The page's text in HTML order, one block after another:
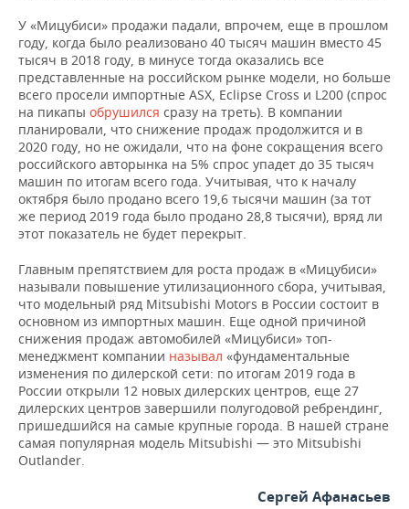
У «Мицубиси» продажи падали, впрочем, еще в прошлом
году, когда было реализовано 40 тысяч машин вместо 45
тысяч в 2018 году, в минусе тогда оказались все
представленные на российском рынке модели, но больше
всего просели импортные ASX, Eclipse Cross и L200 (спрос
на пикапы обрушился сразу на треть). В компании
планировали, что снижение продаж продолжится и в
2020 году, но не ожидали, что на фоне сокращения всего
российского авторынка на 5% спрос упадет до 35 тысяч
машин по итогам всего года. Учитывая, что к началу
октября было продано всего 19,6 тысячи машин (за тот
же период 2019 года было продано 28,8 тысячи), вряд ли
этот показатель не будет перекрыт.
Главным препятствием для роста продаж в «Мицубиси»
называли повышение утилизационного сбора, учитывая,
что модельный ряд Mitsubishi Motors в России состоит в
основном из импортных машин. Еще одной причиной
снижения продаж автомобилей «Мицубиси» топ-
менеджмент компании называл «фундаментальные
изменения по дилерской сети: по итогам 2019 года в
России открыли 12 новых дилерских центров, еще 27
дилерских центров завершили полугодовой ребрендинг,
пришедшийся на самые крупные города. В нашей стране
самая популярная модель Mitsubishi — это Mitsubishi
Outlander.
Сергей Афанасьев